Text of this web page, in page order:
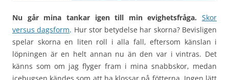
Nu går mina tankar igen till min evighetsfråga. Skor
versus dagsform. Hur stor betydelse har skorna? Bevisligen
spelar skorna en liten roll i alla fall, eftersom känslan i
löpningen är en helt annan nu än den var i vintras. Det
känns som om jag flyger fram i mina snabbskor, medan